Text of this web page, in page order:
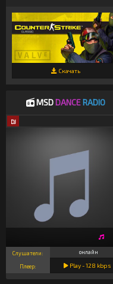
Скачать
MSDDANCE RADIO
DJ
Слушатели: онлайн
Плеер: Play -128 kbps